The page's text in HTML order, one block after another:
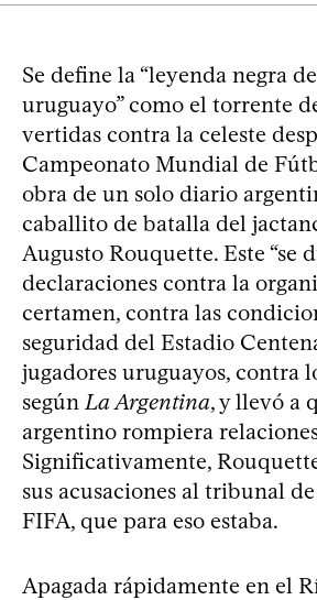
Se define la “leyenda negra
uruguayo” como el torrente
vertidas contra la celeste
Campeonato Mundial de
obra de un solo diario
caballito de batalla del
Augusto Rouquette. Este “se
declaraciones contra la
certamen, contra las
seguridad del Estadio
jugadores uruguayos, contra
segúnLa Argentina, y llevó a
argentino rompiera
Significativamente,
sus acusaciones al tribunal
FIFA, que para eso estaba.
Apagada rápidamente en el